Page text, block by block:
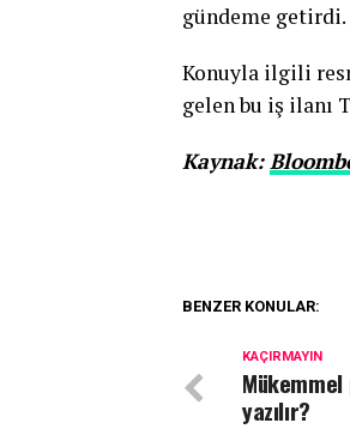
gündeme getirdi.
Konuyla ilgili
gelen bu iş ilanı
Kaynak:
BENZER KONULAR:
KAÇIRMAYIN
Mükemmel
yazılır?